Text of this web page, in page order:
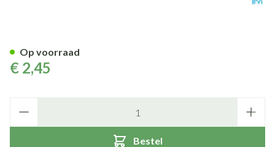
€ 2,45
Bestel
Op voorraad